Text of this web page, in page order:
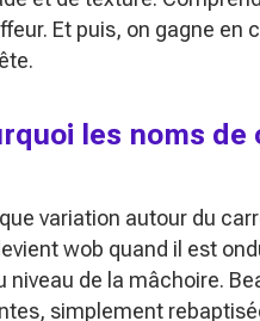
Et puis, on gagne
les noms de
variation autour du
wob quand il est
niveau de la mâchoire.
simplement